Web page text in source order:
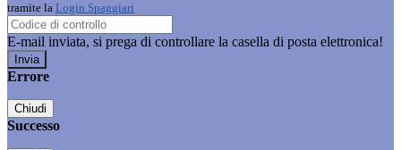
tramite la Login Spaggiari
E-mail inviata, si prega di controllare la casella di posta elettronica!
Errore
Chiudi
Successo